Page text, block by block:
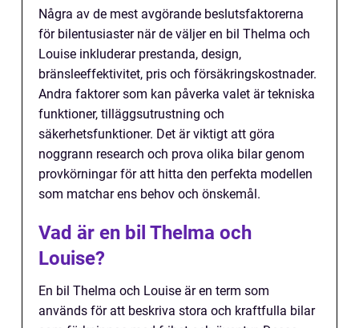
Några av de mest avgörande beslutsfaktorerna
för bilentusiaster när de väljer en bil Thelma och
Louise inkluderar prestanda, design,
bränsleeffektivitet, pris och försäkringskostnader.
Andra faktorer som kan påverka valet är tekniska
funktioner, tilläggsutrustning och
säkerhetsfunktioner. Det är viktigt att göra
noggrann research och prova olika bilar genom
provkörningar för att hitta den perfekta modellen
som matchar ens behov och önskemål.
Vad är en bil Thelma och
Louise?
En bil Thelma och Louise är en term som
används för att beskriva stora och kraftfulla bilar